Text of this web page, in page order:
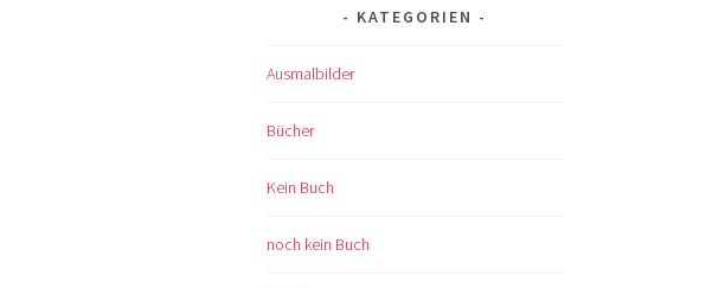
KATEGORIEN
Ausmalbilder
Bücher
Kein Buch
noch kein Buch